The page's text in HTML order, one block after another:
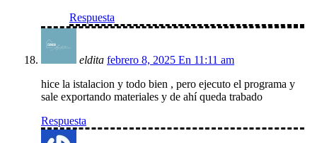
Respuesta
eldita febrero 8, 2025 En 11:11 am
hice la istalacion y todo bien , pero ejecuto el programa y
sale exportando materiales y de ahí queda trabado
Respuesta